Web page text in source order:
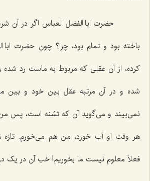
حضرت ابا الفضل العباس اگر در آن
باخته بود و تمام بود، چرا؟ چون حضرت ابا
کرده، از آن عقلی که مربوط به ماست رد شده و
شده و در آن مرتبه عقل بین خود و بین
نمی‌بیند و می‌گوید آن که تشنه است، پس من
هر وقت او آب خورد، من هم می‌خورم. تازه
فعلاً معلوم نیست ما بخوریم! خب آن در یک